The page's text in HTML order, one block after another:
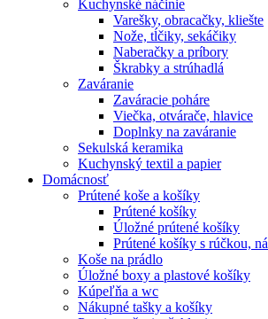
Kuchynské náčinie
Varešky, obracačky, kliešte
Nože, tĺčiky, sekáčiky
Naberačky a príbory
Škrabky a strúhadlá
Zaváranie
Zaváracie poháre
Viečka, otvárače, hlavice
Doplnky na zaváranie
Sekulská keramika
Kuchynský textil a papier
Domácnosť
Prútené koše a košíky
Prútené košíky
Úložné prútené košíky
Prútené košíky s rúčkou,
Koše na prádlo
Úložné boxy a plastové košíky
Kúpeľňa a wc
Nákupné tašky a košíky